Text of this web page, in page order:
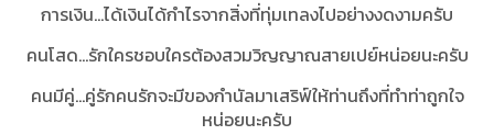
การเงิน...ได้เงินได้กำไรจากสิ่งที่ทุ่มเทลงไปอย่างงดงามครับ
คนโสด...รักใครชอบใครต้องสวมวิญญาณสายเปย์หน่อยนะครับ
คนมีคู่...คู่รักคนรักจะมีของกำนัลมาเสริฟ์ให้ท่านถึงที่ทำท่าถูกใจ
หน่อยนะครับ